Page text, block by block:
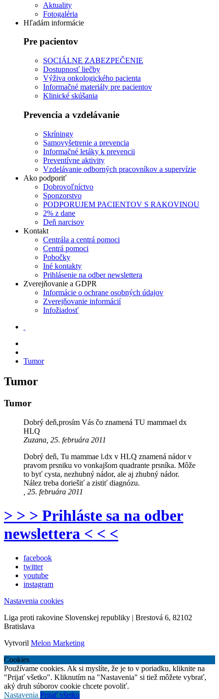
Aktuality
Fotogaléria
Hľadám informácie
Pre pacientov
SOCIÁLNE ZABEZPEČENIE
Dostupnosť liečby
Výživa onkologického pacienta
Informačné materiály pre pacientov
Klinické skúšania
Prevencia a vzdelávanie
Skríningy
Samovyšetrenie a prevencia
Informačné letáky k prevencii
Preventívne aktivity
Vzdelávanie odborných pracovníkov a supervízie
Ako podporiť
Dobrovoľníctvo
Sponzorstvo
PODPORUJEM PACIENTOV S RAKOVINOU
2% z dane
Deň narcisov
Kontakt
Centrála a centrá pomoci
Centrá pomoci
Pobočky
Iné kontakty
Prihlásenie na odber newslettera
Zverejňovanie a GDPR
Informácie o ochrane osobných údajov
Zverejňovanie informácií
Infožiadosť
Tumor
Tumor
Tumor
Dobrý deň,prosím Vás čo znamená TU mammael dx
HLQ
Zuzana, 25. februára 2011
Dobrý deň, Tu mammae l.dx v HLQ znamená nádor v
pravom prsniku vo vonkajšom quadrante prsníka. Môže
to byť cysta, nezhubný nádor, ale aj zhubný nádor.
Nález treba doriešiť a zistiť diagnózu.
, 25. februára 2011
> > > Prihláste sa na odber
newslettera < < <
facebook
twitter
youtube
instagram
Nastavenia cookies
Liga proti rakovine Slovenskej republiky | Brestová 6, 82102
Bratislava
Vytvoril Melon Marketing
Cookies
Používame cookies. Ak si myslíte, že je to v poriadku, kliknite na
"Prijať všetko". Kliknutím na "Nastavenia" si tiež môžete vybrať,
aký druh súborov cookie chcete povoliť.
Nastavenia Prijať všetko